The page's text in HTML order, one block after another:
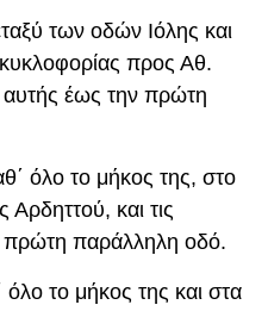
των οδών Ιόλης και
προς Αθ.
αυτής έως την πρώτη
όλο το μήκος της, στο
και τις
πρώτη παράλληλη οδό.
το μήκος της και στα